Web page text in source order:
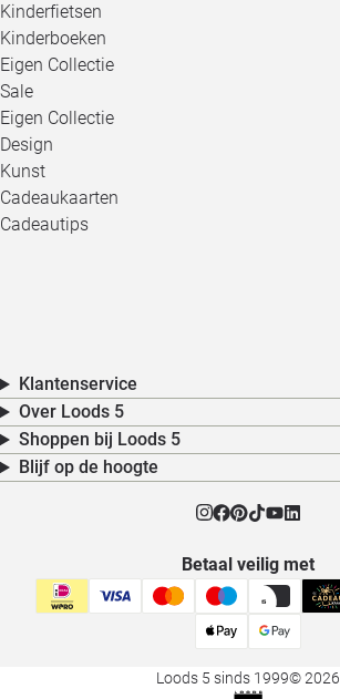
Kinderfietsen
Kinderboeken
Eigen Collectie
Sale
Eigen Collectie
Design
Kunst
Cadeaukaarten
Cadeautips
Klantenservice
Over Loods 5
Shoppen bij Loods 5
Blijf op de hoogte
Betaal veilig met
Loods 5 sinds 1999© 2026